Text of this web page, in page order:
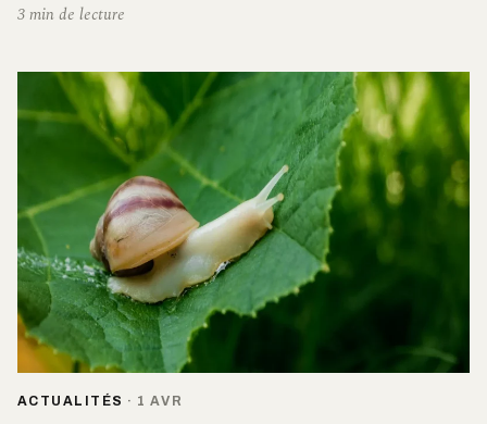
3 min de lecture
ACTUALITÉS · 1 AVR